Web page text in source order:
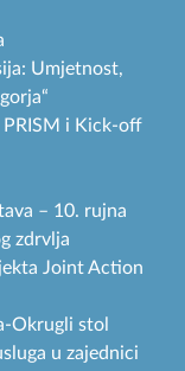
Umjetnost,
i Kick-off
– 10. rujna
zdrvlja
Joint Action
Okrugli stol
u zajednici